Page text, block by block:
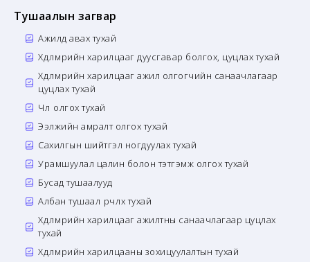
Тушаалын загвар
Ажилд авах тухай
Хөдөлмөрийн харилцааг дуусгавар болгох, цуцлах тухай
Хөдөлмөрийн харилцааг ажил олгогчийн санаачлагаар
цуцлах тухай
Чөлөө олгох тухай
Ээлжийн амралт олгох тухай
Сахилгын шийтгэл ногдуулах тухай
Урамшуулал цалин болон тэтгэмж олгох тухай
Бусад тушаалууд
Албан тушаал өөрчлөх тухай
Хөдөлмөрийн харилцааг ажилтны санаачлагаар цуцлах
тухай
Хөдөлмөрийн харилцааны зохицуулалтын тухай